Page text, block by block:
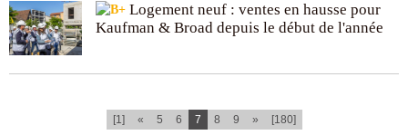
Logement neuf : ventes en hausse pour
Kaufman & Broad depuis le début de l'année
[1] « 5 6 7(current)
8 9 » [180]